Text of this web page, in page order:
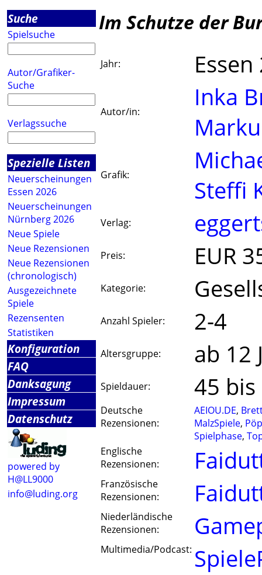
Suche
Spielsuche
Autor/Grafiker-
Suche
Verlagssuche
Spezielle Listen
Neuerscheinungen
Essen 2026
Neuerscheinungen
Nürnberg 2026
Neue Spiele
Neue Rezensionen
Neue Rezensionen
(chronologisch)
Ausgezeichnete
Spiele
Rezensenten
Statistiken
Konfiguration
FAQ
Danksagung
Impressum
Datenschutz
powered by
H@LL9000
info@luding.org
Im Schutze der
Jahr:
Autor/in:
Inka
Grafik:
Steffi
Verlag:
Preis: EUR
Kategorie:
Anzahl Spieler: 2-4
Altersgruppe: ab 12
Spieldauer: 45
Deutsche
Rezensionen:
AEIOU.DE,
MalzSpiele,
Spielphase,
Englische
Rezensionen:
Französische
Rezensionen:
Niederländische
Rezensionen:
Multimedia/Podcast: